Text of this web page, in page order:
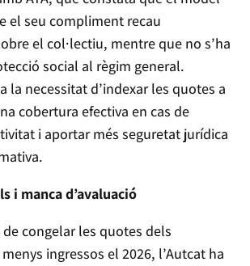
el seu compliment recau
el col·lectiu, mentre que no s’ha
social al règim general.
la necessitat d’indexar les quotes a
cobertura efectiva en cas de
i aportar més seguretat jurídica
i manca d’avaluació
de congelar les quotes dels
ingressos el 2026, l’Autcat ha